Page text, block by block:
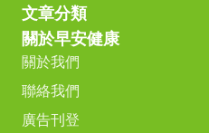
文章分類
關於早安健康
關於我們
聯絡我們
廣告刊登